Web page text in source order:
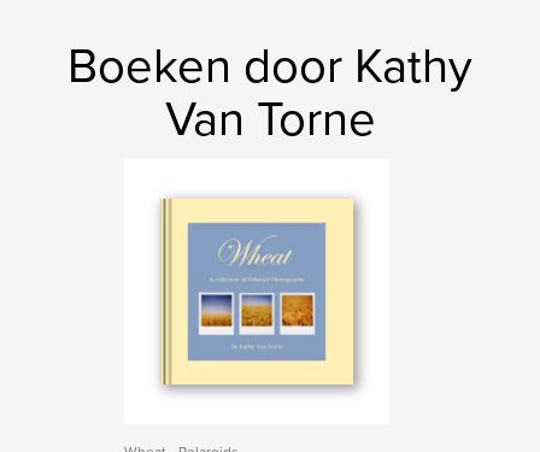
Boeken door Kathy
Van Torne